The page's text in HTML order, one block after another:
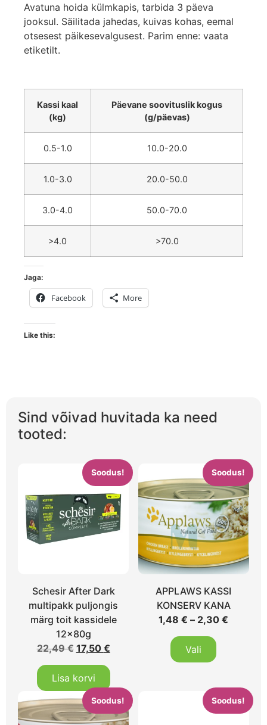
Avatuna hoida külmkapis, tarbida 3 päeva
jooksul. Säilitada jahedas, kuivas kohas, eemal
otsesest päikesevalgusest. Parim enne: vaata
etiketilt.
Kassi kaal
(kg)
Päevane soovituslik kogus
(g/päevas)
0.5-1.0 10.0-20.0
1.0-3.0 20.0-50.0
3.0-4.0 50.0-70.0
>4.0 >70.0
Jaga:
Facebook More
Like this:
Sind võivad huvitada ka need
tooted:
Soodus!
Schesir After Dark
multipakk puljongis
märg toit kassidele
12x80g
22,49€ 17,50 €
Lisa korvi
Soodus!
APPLAWS KASSI
KONSERV KANA
1,48€ – 2,30€
Vali
Soodus! Soodus!